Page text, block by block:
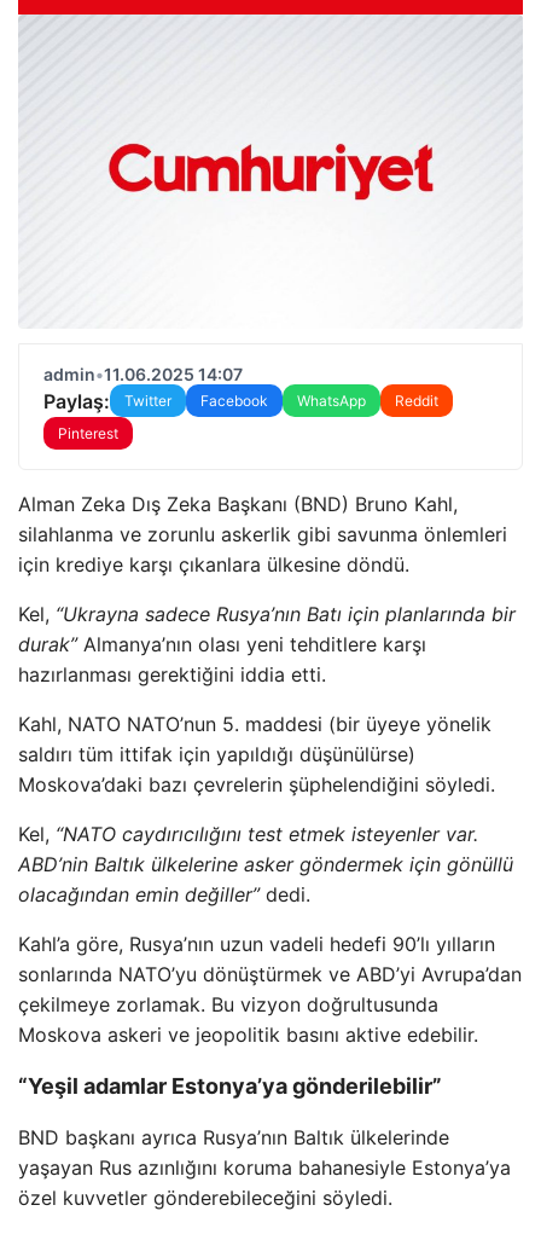
admin•11.06.2025 14:07
Paylaş: Twitter Facebook WhatsApp
Reddit
Pinterest
Alman Zeka Dış Zeka Başkanı (BND) Bruno Kahl,
silahlanma ve zorunlu askerlik gibi savunma önlemleri
için krediye karşı çıkanlara ülkesine döndü.
Kel, “Ukrayna sadece Rusya’nın Batı için planlarında bir
durak”Almanya’nın olası yeni tehditlere karşı
hazırlanması gerektiğini iddia etti.
Kahl, NATO NATO’nun 5. maddesi (bir üyeye yönelik
saldırı tüm ittifak için yapıldığı düşünülürse)
Moskova’daki bazı çevrelerin şüphelendiğini söyledi.
Kel, “NATO caydırıcılığını test etmek isteyenler var.
ABD’nin Baltık ülkelerine asker göndermek için gönüllü
olacağından emin değiller”dedi.
Kahl’a göre, Rusya’nın uzun vadeli hedefi 90’lı yılların
sonlarında NATO’yu dönüştürmek ve ABD’yi Avrupa’dan
çekilmeye zorlamak. Bu vizyon doğrultusunda
Moskova askeri ve jeopolitik basını aktive edebilir.
“Yeşil adamlar Estonya’ya gönderilebilir”
BND başkanı ayrıca Rusya’nın Baltık ülkelerinde
yaşayan Rus azınlığını koruma bahanesiyle Estonya’ya
özel kuvvetler gönderebileceğini söyledi.